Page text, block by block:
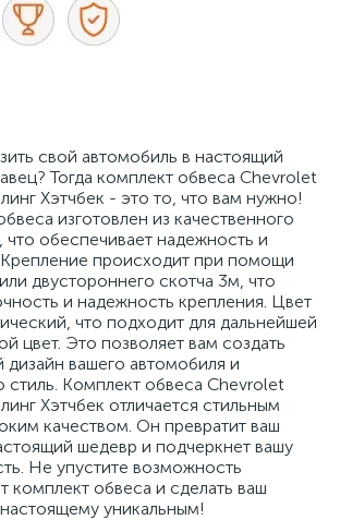
свой автомобиль в настоящий
Тогда комплект обвеса Chevrolet
Хэтчбек - это то, что вам нужно!
изготовлен из качественного
что обеспечивает надежность и
Крепление происходит при помощи
двустороннего скотча 3м, что
и надежность крепления. Цвет
что подходит для дальнейшей
цвет. Это позволяет вам создать
дизайн вашего автомобиля и
стиль. Комплект обвеса Chevrolet
Хэтчбек отличается стильным
качеством. Он превратит ваш
шедевр и подчеркнет вашу
Не упустите возможность
комплект обвеса и сделать ваш
уникальным!